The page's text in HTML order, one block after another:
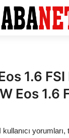
1.6 FSI
Eos 1.6